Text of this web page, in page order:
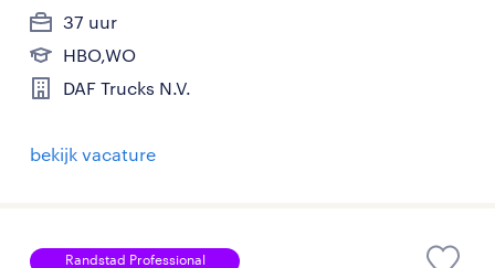
37 uur
HBO,WO
DAF Trucks N.V.
bekijk vacature
Randstad Professional